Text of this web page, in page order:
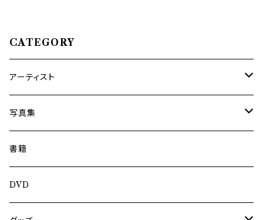
CATEGORY
アーティスト
内海利勝
南博
ASA-CHANG
写真集
Jun Kawabata
旅の記憶
書籍
DVD